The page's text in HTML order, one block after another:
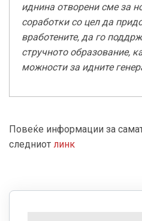
иднина отворени сме за
соработки со цел да
вработените, да го
стручното образование,
можности за идните
Повеќе информации за
следниот линк